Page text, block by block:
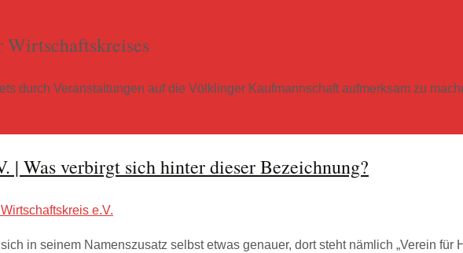
Wirtschaftskreises
durch Veranstaltungen auf die Völklinger Kaufmannschaft aufmerksam zu
Was verbirgt sich hinter dieser Bezeichnung?
e.V.
in seinem Namenszusatz selbst etwas genauer, dort steht nämlich „Verein für